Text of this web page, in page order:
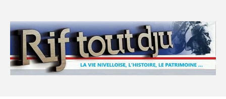
content